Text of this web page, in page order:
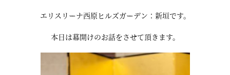
エリスリーナ西原ヒルズガーデン：新垣です。
本日は幕開けのお話をさせて頂きます。